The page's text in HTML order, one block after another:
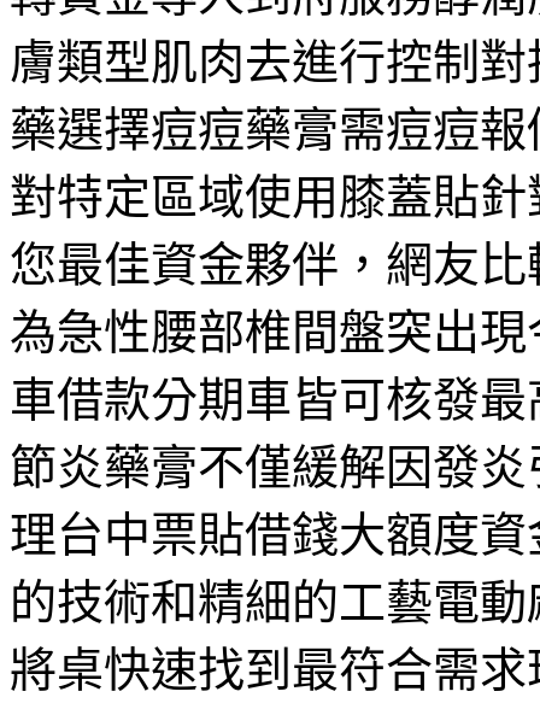
膚類型肌肉去進行控制
藥選擇痘痘藥膏需痘痘
對特定區域使用膝蓋貼
您最佳資金夥伴，網友
為急性腰部椎間盤突出
車借款分期車皆可核發
節炎藥膏不僅緩解因發
理台中票貼借錢大額度
的技術和精細的工藝電
將桌快速找到最符合需